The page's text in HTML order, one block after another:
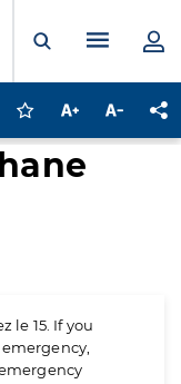
Ouvrir laMenu
Connectez-vous
Augmenter la
le 15. If you